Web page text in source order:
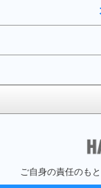
ご自身の責任のも